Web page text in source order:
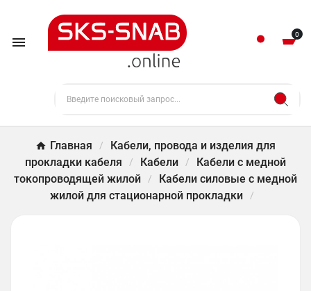
 0
Главная
Кабели, провода и изделия для
прокладки кабеля
Кабели
Кабели с медной
токопроводящей жилой
Кабели силовые с медной
жилой для стационарной прокладки